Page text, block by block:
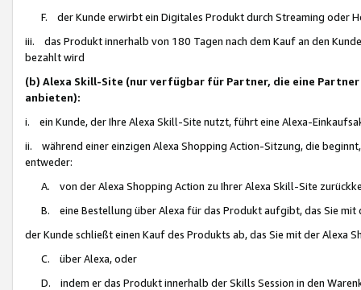
F. der Kunde erwirbt ein Digitales Produkt durch Streaming oder
iii. das Produkt innerhalb von 180 Tagen nach dem Kauf an den
bezahlt wird
(b) Alexa Skill-Site (nur verfügbar für Partner, die eine
anbieten):
i. ein Kunde, der Ihre Alexa Skill-Site nutzt, führt eine Alexa-
ii. während einer einzigen Alexa Shopping Action-Sitzung, die
entweder:
A. von der Alexa Shopping Action zu Ihrer Alexa Skill-Site
B. eine Bestellung über Alexa für das Produkt aufgibt, das Sie mit
der Kunde schließt einen Kauf des Produkts ab, das Sie mit der Alexa
C. über Alexa, oder
D. indem er das Produkt innerhalb der Skills Session in den